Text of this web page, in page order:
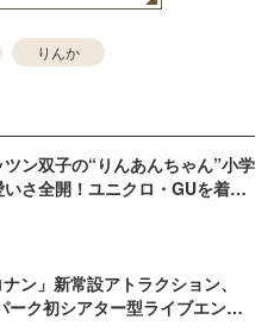
りんか
ン双子の“りんあんちゃん”小学
さ全開！ユニクロ・GUを着回
ン」新常設アトラクション、
ク初シアター型ライブエンタ